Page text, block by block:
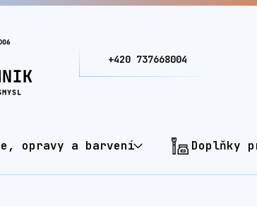
+420 737668004
opravy a barvení Doplňky